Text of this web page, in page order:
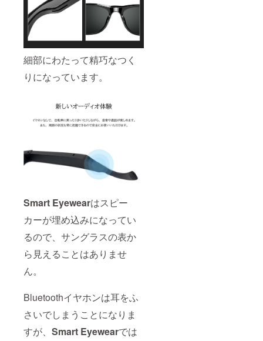
細部にわたって精巧なつく
りになっています。
Smart Eyewearはスピー
カーが埋め込みになってい
るので、サングラスの表か
ら見えることはありませ
ん。
Bluetoothイヤホンは耳をふ
さいでしまうことになりま
すが、 Smart Eyewearでは